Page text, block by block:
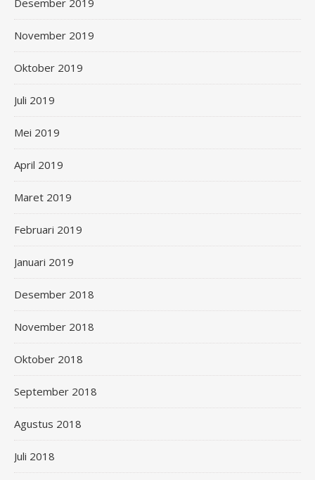
November 2019
Oktober 2019
Juli 2019
Mei 2019
April 2019
Maret 2019
Februari 2019
Januari 2019
Desember 2018
November 2018
Oktober 2018
September 2018
Agustus 2018
Juli 2018